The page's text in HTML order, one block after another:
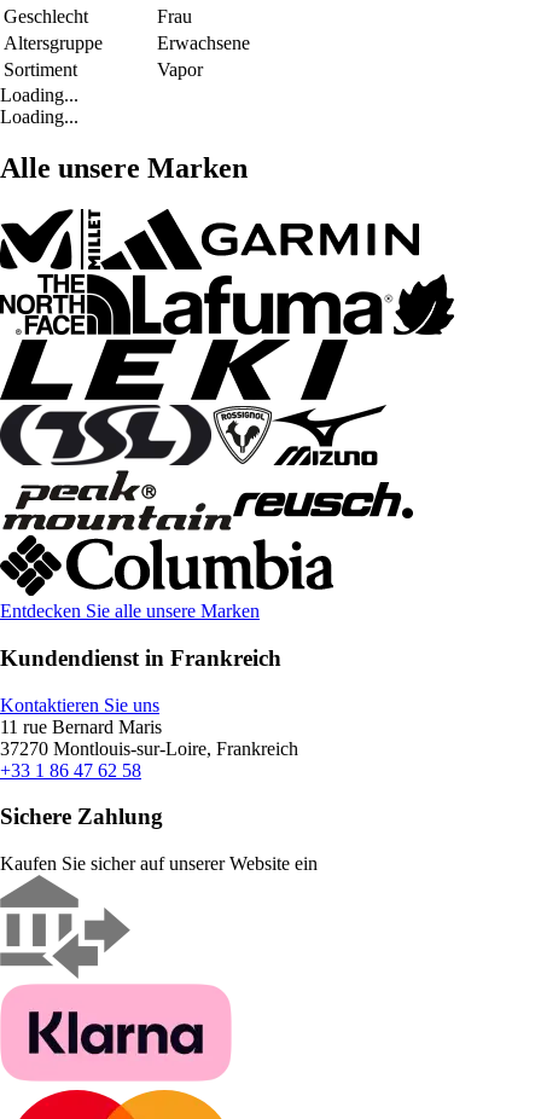
Geschlecht
Frau
Altersgruppe
Erwachsene
Sortiment
Vapor
Loading...
Loading...
Alle unsere Marken
Entdecken Sie alle unsere Marken
Kundendienst in Frankreich
Kontaktieren Sie uns
11 rue Bernard Maris
37270 Montlouis-sur-Loire, Frankreich
+33 1 86 47 62 58
Sichere Zahlung
Kaufen Sie sicher auf unserer Website ein